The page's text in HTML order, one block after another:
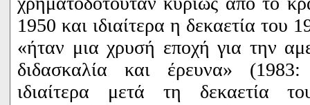
1950 και ιδιαίτερα η δεκαετία του
«ήταν μια χρυσή εποχή για την
διδασκαλία και έρευνα»
ιδιαίτερα μετά τη δεκαετία